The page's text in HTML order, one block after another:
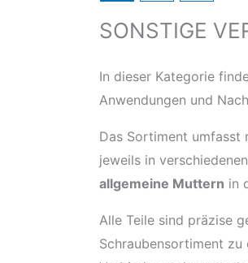
SONSTIGE
In dieser Kategorie
Anwendungen und
Das Sortiment umfasst
jeweils in
allgemeine Muttern in
Alle Teile sind präzise
Schraubensortiment